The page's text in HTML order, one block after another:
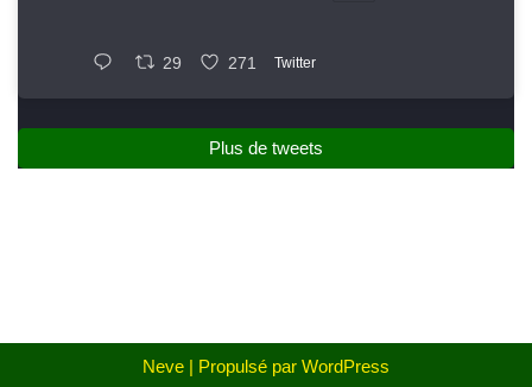
29 271 Twitter
Plus de tweets
Neve | Propulsé par WordPress